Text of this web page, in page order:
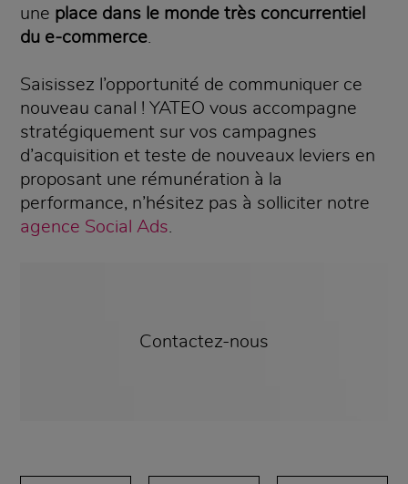
une place dans le monde très concurrentiel
du e-commerce
Saisissez l’opportunité de communiquer ce
nouveau canal ! YATEO vous accompagne
stratégiquement sur vos campagnes
d’acquisition et teste de nouveaux leviers en
proposant une rémunération à la
performance, n’hésitez pas à solliciter notre
agence Social Ads
Contactez-nous